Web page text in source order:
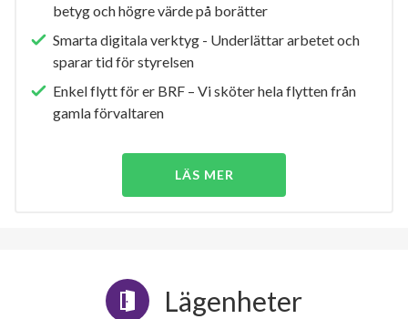
betyg och högre värde på borätter
Smarta digitala verktyg - Underlättar arbetet och
sparar tid för styrelsen
Enkel flytt för er BRF – Vi sköter hela flytten från
gamla förvaltaren
LÄS MER
Lägenheter